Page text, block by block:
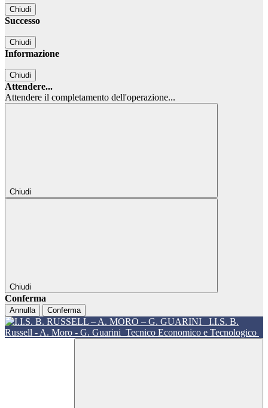
Chiudi
Successo
Chiudi
Informazione
Chiudi
Attendere...
Attendere il completamento dell'operazione...
Chiudi
Chiudi
Conferma
Annulla Conferma
I.I.S. B.
Russell - A. Moro - G. Guarini Tecnico Economico e Tecnologico